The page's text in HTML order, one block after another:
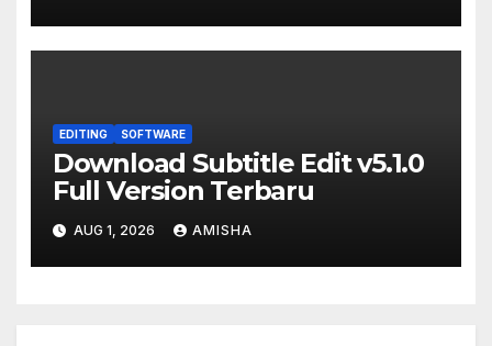
EDITING SOFTWARE
Download Subtitle Edit v5.1.0
Full Version Terbaru
AUG 1, 2026 AMISHA